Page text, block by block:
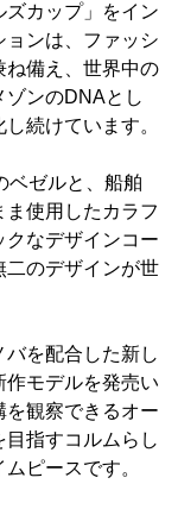
ズカップ」をイン
ョンは、ファッシ
ね備え、世界中の
ゾンのDNAとし
続けています。
ベゼルと、船舶
使用したカラフ
クなデザインコー
二のデザインが世
を配合した新し
作モデルを発売い
を観察できるオー
指すコルムらし
ピースです。